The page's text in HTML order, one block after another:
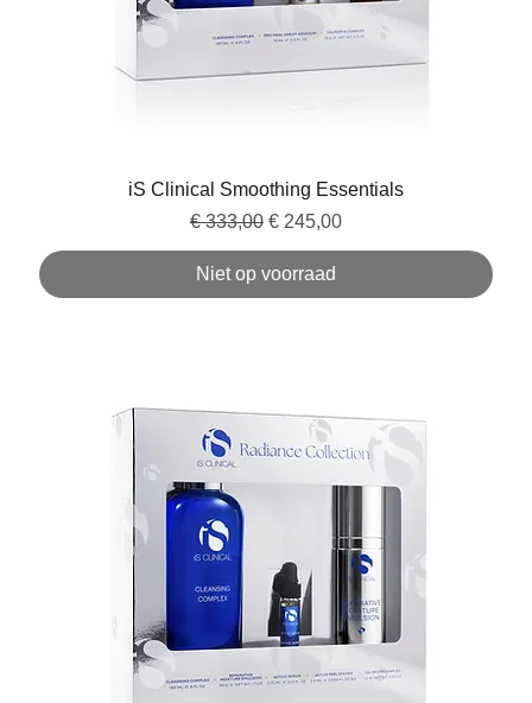
iS Clinical Smoothing Essentials
Normale prijs
€ 333,00 Verkoopprijs
€ 245,00
Niet op voorraad